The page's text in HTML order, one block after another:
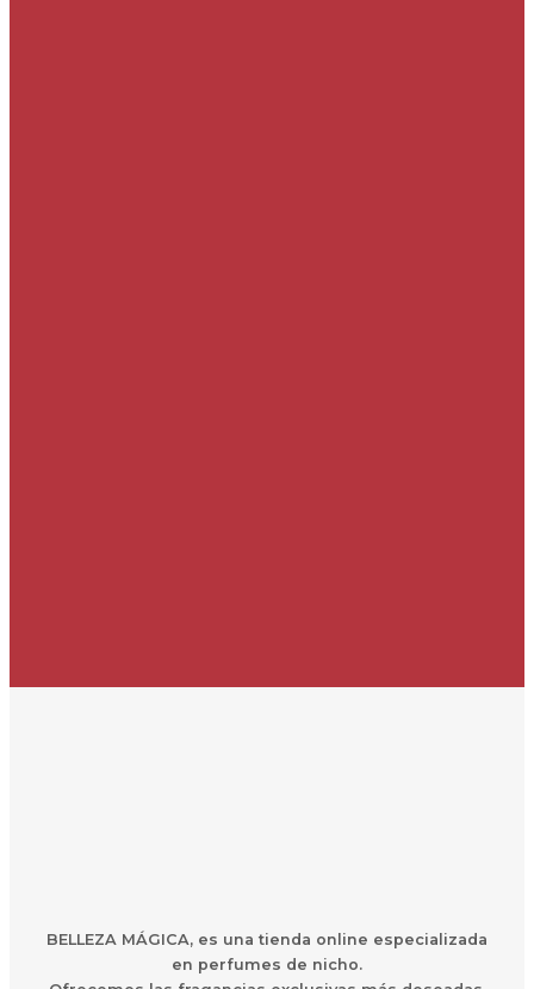
BELLEZA MÁGICA, es una tienda online especializada
en perfumes de nicho.